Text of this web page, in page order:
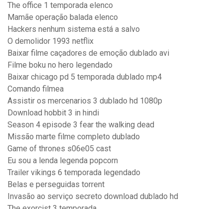
The office 1 temporada elenco
Mamãe operação balada elenco
Hackers nenhum sistema está a salvo
O demolidor 1993 netflix
Baixar filme caçadores de emoção dublado avi
Filme boku no hero legendado
Baixar chicago pd 5 temporada dublado mp4
Comando filmea
Assistir os mercenarios 3 dublado hd 1080p
Download hobbit 3 in hindi
Season 4 episode 3 fear the walking dead
Missão marte filme completo dublado
Game of thrones s06e05 cast
Eu sou a lenda legenda popcorn
Trailer vikings 6 temporada legendado
Belas e perseguidas torrent
Invasão ao serviço secreto download dublado hd